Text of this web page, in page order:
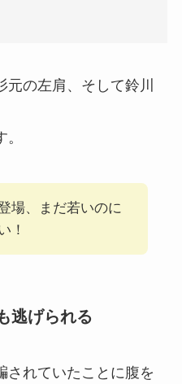
の左肩、そして鈴川
場、まだ若いのに
！
逃げられる
されていたことに腹を